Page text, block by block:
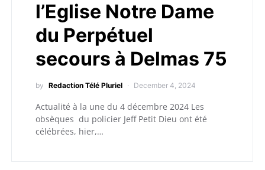
l’Eglise Notre Dame
du Perpétuel
secours à Delmas 75
by Redaction Télé Pluriel December 4, 2024
Actualité à la une du 4 décembre 2024 Les
obsèques du policier Jeff Petit Dieu ont été
célébrées, hier,…